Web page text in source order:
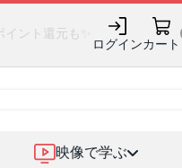
ント還元も✨
ログインカート
映像で学ぶ